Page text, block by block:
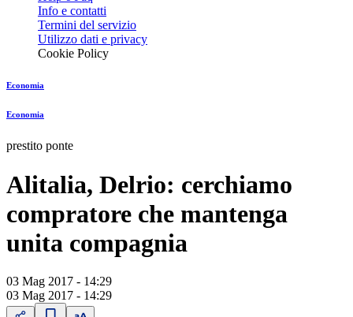
Info e contatti
Termini del servizio
Utilizzo dati e privacy
Cookie Policy
Economia
Economia
prestito ponte
Alitalia, Delrio: cerchiamo
compratore che mantenga
unita compagnia
03 Mag 2017 - 14:29
03 Mag 2017 - 14:29